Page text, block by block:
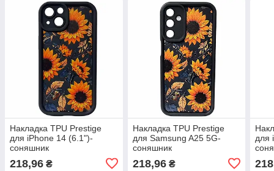
Накладка TPU Prestige
для iPhone 14 (6.1")-
соняшник
218,96 ₴
Накладка TPU Prestige
для Samsung A25 5G-
соняшник
218,96₴
для